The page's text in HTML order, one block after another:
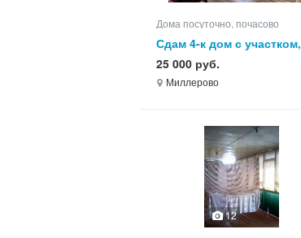
Дома посуточно, почасово
Сдам 4-к дом с участком,
75.0 кв.м, этажей 1
25 000 руб.
Миллерово
12